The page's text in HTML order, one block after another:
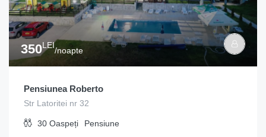
350LEI
/noapte
Pensiunea Roberto
Str Latoritei nr 32
30 Oaspeți Pensiune